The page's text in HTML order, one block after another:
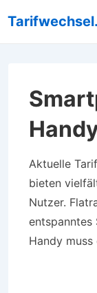
Zum
Aktuelle
bieten
Nutzer.
entspanntes
Handy